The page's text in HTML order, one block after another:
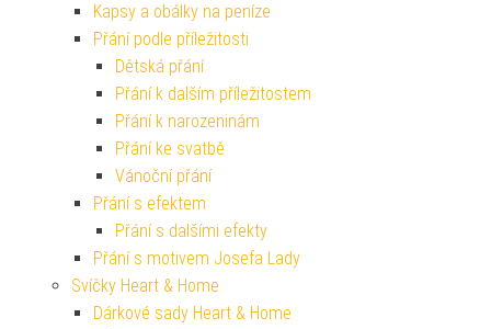
Kapsy a obálky na peníze
Přání podle příležitosti
Dětská přání
Přání k dalším příležitostem
Přání k narozeninám
Přání ke svatbě
Vánoční přání
Přání s efektem
Přání s dalšími efekty
Přání s motivem Josefa Lady
Svíčky Heart & Home
Dárkové sady Heart & Home